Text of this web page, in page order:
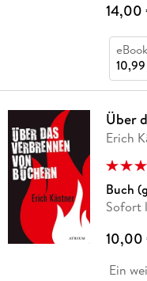
14,00
Über
Erich
Buch
Sofort
10,00
Ein